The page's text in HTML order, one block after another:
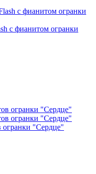
с фианитом огранки
огранки "Сердце"